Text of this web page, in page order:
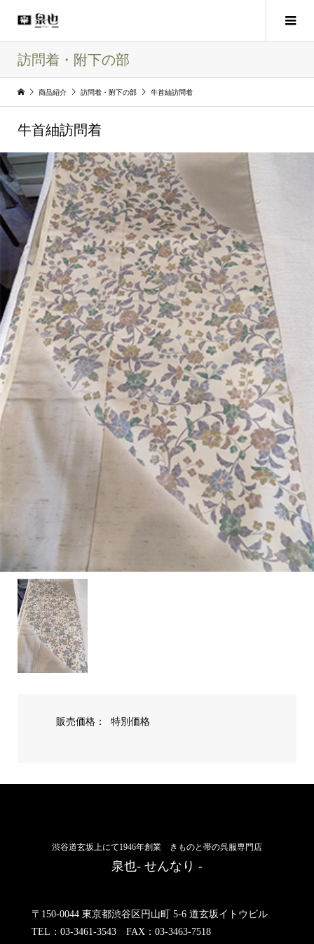
訪問着・附下の部
商品紹介 訪問着・附下の部 牛首紬訪問着
牛首紬訪問着
販売価格： 特別価格
渋谷道玄坂上にて1946年創業 きものと帯の呉服専門店
泉也- せんなり -
〒150-0044 東京都渋谷区円山町 5-6 道玄坂イトウビル
TEL：03-3461-3543 FAX：03-3463-7518